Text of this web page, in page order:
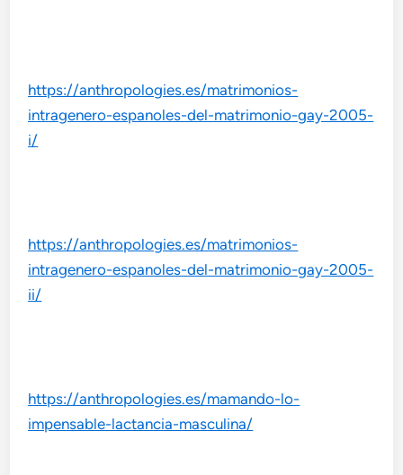
https://anthropologies.es/matrimonios-
intragenero-espanoles-del-matrimonio-gay-2005-
i/
https://anthropologies.es/matrimonios-
intragenero-espanoles-del-matrimonio-gay-2005-
ii/
https://anthropologies.es/mamando-lo-
impensable-lactancia-masculina/